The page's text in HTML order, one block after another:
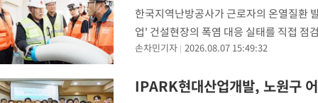
한국지역난방공사가 근로자의 온열질환
업' 건설현장의 폭염 대응 실태를 직접 점
장치, 휴식, 보냉장구, 119신고)을 중심
손차민기자 2026.08.07 15:49:32
IPARK현대산업개발, 노원구